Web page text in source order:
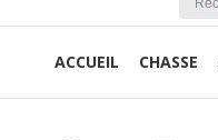
ACCUEIL CHASSE